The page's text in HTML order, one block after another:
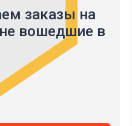
заказы на
не вошедшие в